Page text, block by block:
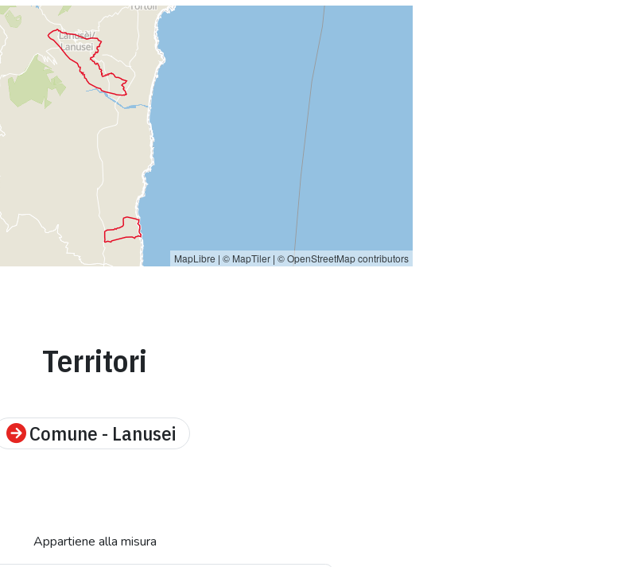
MapLibre | © MapTiler | © OpenStreetMap contributors
Territori
Comune - Lanusei
Appartiene alla misura